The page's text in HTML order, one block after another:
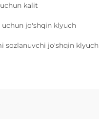
kalit
jo'shqin klyuch
sozlanuvchi jo'shqin klyuch